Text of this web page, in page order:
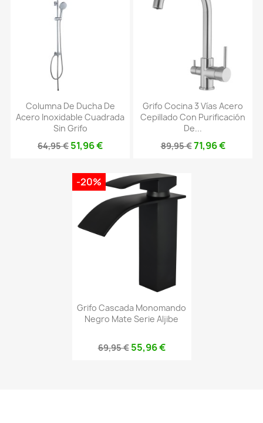
Columna De Ducha De
Acero Inoxidable Cuadrada
Sin Grifo
64,95 € 51,96 €
Grifo Cocina 3 Vías Acero
Cepillado Con Purificación
De...
89,95 €71,96 €
Grifo Cascada Monomando
Negro Mate Serie Aljibe
69,95 € 55,96 €
-20%